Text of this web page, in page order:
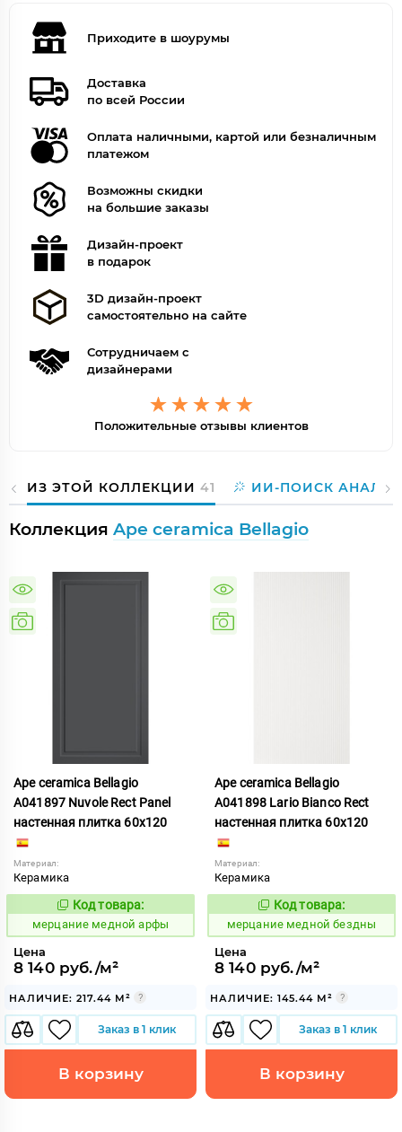
Приходите в шоурумы
Доставка
по всей России
Оплата наличными, картой или безналичным
платежом
Возможны скидки
на большие заказы
Дизайн-проект
в подарок
3D дизайн-проект
самостоятельно на сайте
Сотрудничаем с
дизайнерами
Положительные отзывы клиентов
ИЗ ЭТОЙ КОЛЛЕКЦИИ 41 ИИ-ПОИСК
Коллекция Ape ceramica Bellagio
Ape ceramica Bellagio
A041897 Nuvole Rect Panel
настенная плитка 60x120
Материал:
Керамика
975501
Код товара:
мерцание медной арфы
Цена
8 140 руб./м²
НАЛИЧИЕ: 217.44 М²
Заказ в 1 клик
В корзину
Ape ceramica Bellagio
A041898 Lario Bianco Rect
настенная плитка 60x120
Материал:
Керамика
975502
Код товара:
мерцание медной бездны
Цена
8 140 руб./м²
НАЛИЧИЕ: 145.44 М²
Заказ в 1 клик
В корзину